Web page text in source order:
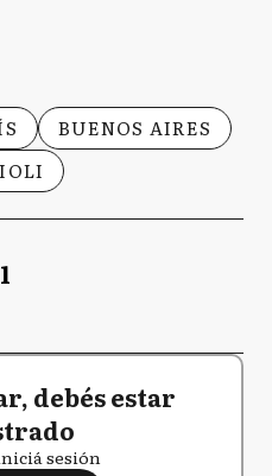
BUENOS AIRES
debés estar
sesión